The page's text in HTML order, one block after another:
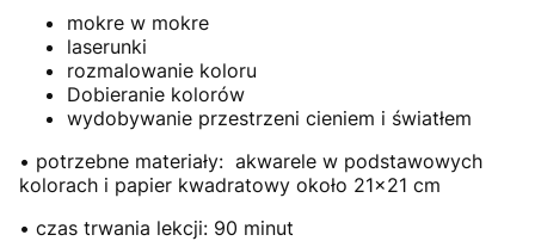
mokre w mokre
laserunki
rozmalowanie koloru
Dobieranie kolorów
wydobywanie przestrzeni cieniem i światłem
• potrzebne materiały: akwarele w podstawowych
kolorach i papier kwadratowy około 21x21 cm
• czas trwania lekcji: 90 minut